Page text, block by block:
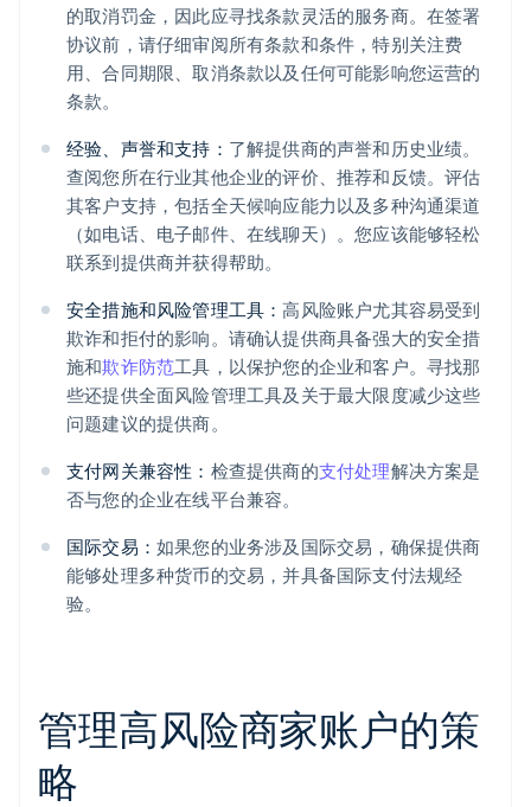
的取消罚金，因此应寻找条款灵活的服务商。在签署
协议前，请仔细审阅所有条款和条件，特别关注费
用、合同期限、取消条款以及任何可能影响您运营的
条款。
经验、声誉和支持： 了解提供商的声誉和历史业绩。
查阅您所在行业其他企业的评价、推荐和反馈。评估
其客户支持，包括全天候响应能力以及多种沟通渠道
（如电话、电子邮件、在线聊天）。您应该能够轻松
联系到提供商并获得帮助。
安全措施和风险管理工具：高风险账户尤其容易受到
欺诈和拒付的影响。请确认提供商具备强大的安全措
施和欺诈防范工具，以保护您的企业和客户。寻找那
些还提供全面风险管理工具及关于最大限度减少这些
问题建议的提供商。
支付网关兼容性： 检查提供商的支付处理解决方案是
否与您的企业在线平台兼容。
国际交易： 如果您的业务涉及国际交易，确保提供商
能够处理多种货币的交易，并具备国际支付法规经
验。
管理高风险商家账户的策
略